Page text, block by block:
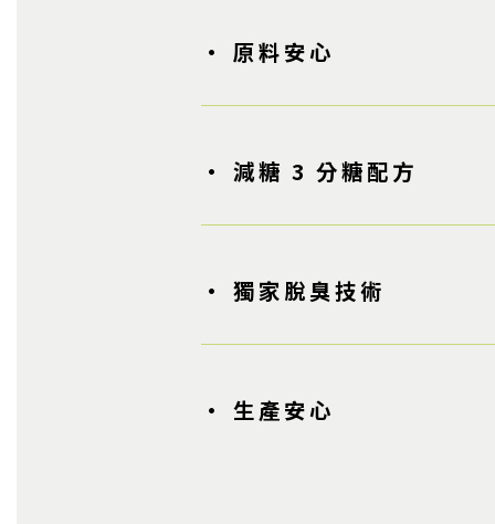
• 原料安心
• 減糖 3 分糖配方
• 獨家脫臭技術
• 生產安心